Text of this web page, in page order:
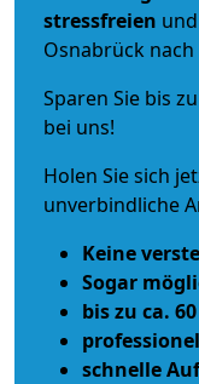
stressfreien und
Osnabrück
Sparen Sie bis
bei uns!
Holen Sie sich
unverbindliche
Keine
Sogar
bis zu ca.
schnelle